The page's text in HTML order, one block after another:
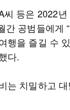
씨 등은 2022
간 공범들에게
행을 즐길 수
다.
는 치밀하고